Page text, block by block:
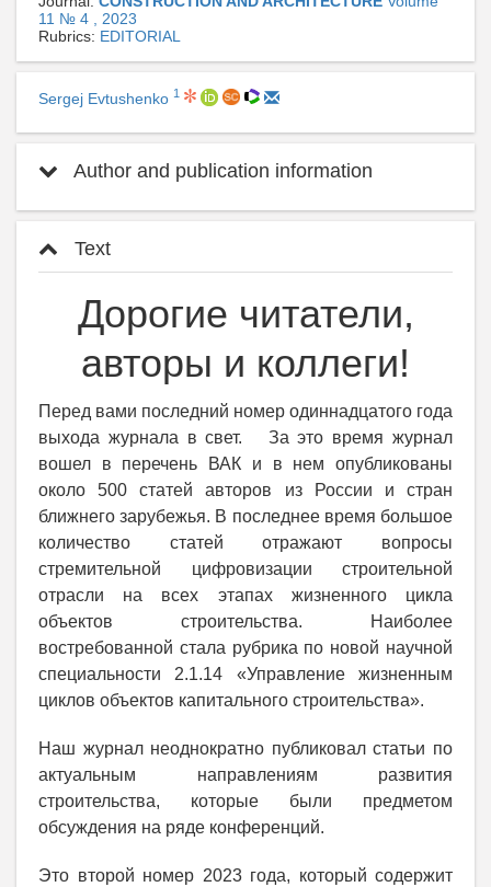
11 № 4 , 2023
Rubrics: EDITORIAL
Sergej Evtushenko 1
Author and publication information
Text
Дорогие читатели,
авторы и коллеги!
Перед вами последний номер одиннадцатого года
выхода журнала в свет. За это время журнал
вошел в перечень ВАК и в нем опубликованы
около 500 статей авторов из России и стран
ближнего зарубежья. В последнее время большое
количество статей отражают вопросы
стремительной цифровизации строительной
отрасли на всех этапах жизненного цикла
объектов строительства. Наиболее
востребованной стала рубрика по новой научной
специальности 2.1.14 «Управление жизненным
циклов объектов капитального строительства».
Наш журнал неоднократно публиковал статьи по
актуальным направлениям развития
строительства, которые были предметом
обсуждения на ряде конференций.
Это второй номер 2023 года, который содержит